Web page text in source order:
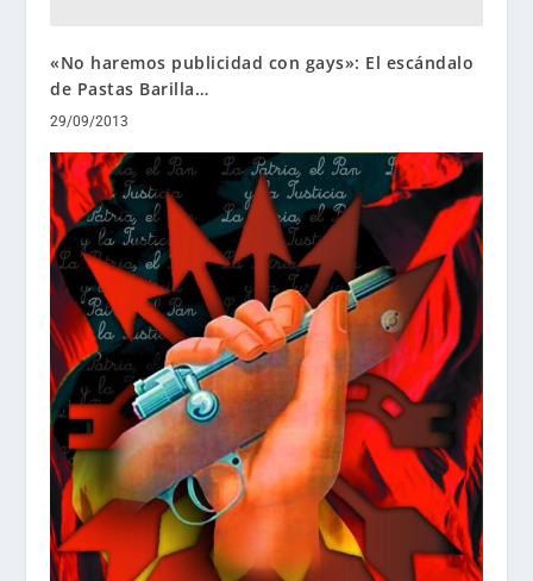
«No haremos publicidad con gays»: El escándalo
de Pastas Barilla…
29/09/2013